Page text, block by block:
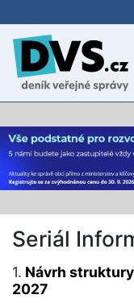
Seriál
1. Návrh
2027